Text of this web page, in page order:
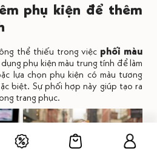
phụ kiện để thêm
thể thiếu trong việc phối màu
phụ kiện màu trung tính để làm
lựa chọn phụ kiện có màu tương
biệt. Sự phối hợp này giúp tạo ra
trang phục.